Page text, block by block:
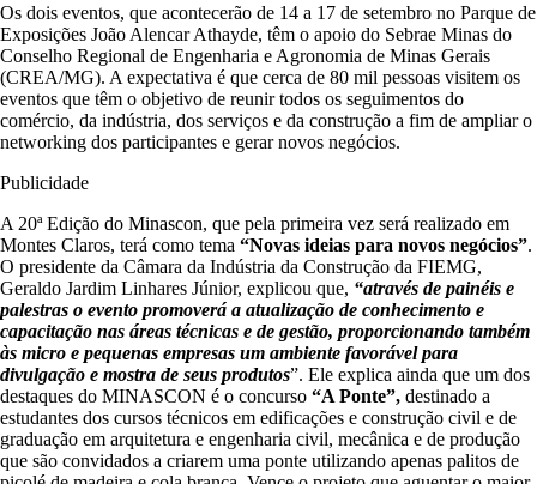
Os dois eventos, que acontecerão de 14 a 17 de setembro no Parque de
Exposições João Alencar Athayde, têm o apoio do Sebrae Minas do
Conselho Regional de Engenharia e Agronomia de Minas Gerais
(CREA/MG). A expectativa é que cerca de 80 mil pessoas visitem os
eventos que têm o objetivo de reunir todos os seguimentos do
comércio, da indústria, dos serviços e da construção a fim de ampliar o
networking dos participantes e gerar novos negócios.
Publicidade
A 20ª Edição do Minascon, que pela primeira vez será realizado em
Montes Claros, terá como tema “Novas ideias para novos negócios”.
O presidente da Câmara da Indústria da Construção da FIEMG,
Geraldo Jardim Linhares Júnior, explicou que, “através de painéis e
palestras o evento promoverá a atualização de conhecimento e
capacitação nas áreas técnicas e de gestão, proporcionando também
às micro e pequenas empresas um ambiente favorável para
divulgação e mostra de seus produtos”. Ele explica ainda que um dos
destaques do MINASCON é o concurso “A Ponte”, destinado a
estudantes dos cursos técnicos em edificações e construção civil e de
graduação em arquitetura e engenharia civil, mecânica e de produção
que são convidados a criarem uma ponte utilizando apenas palitos de